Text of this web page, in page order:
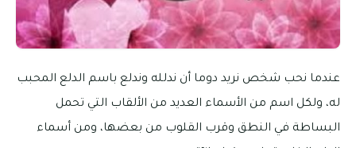
عندما نحب شخص نريد دوما أن ندلله وندلع باسم الدلع المحبب
له، ولكل اسم من الأسماء العديد من الألقاب التي تحمل
البساطة في النطق وقرب القلوب من بعضها، ومن أسماء